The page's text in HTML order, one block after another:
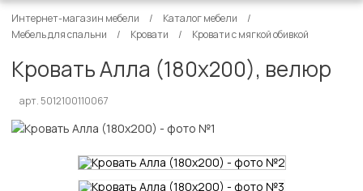
Интернет-магазин мебели
Каталог мебели
Мебель для спальни
Кровати Кровати с мягкой обивкой
Кровать Алла (180х200), велюр
арт. 5012100110067